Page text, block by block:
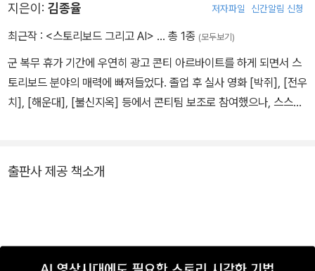
지은이: 김종율 저자파일 신간알림 신청
최근작 : <스토리보드 그리고 AI> … 총 1종 (모두보기)
군 복무 휴가 기간에 우연히 광고 콘티 아르바이트를 하게 되면서 스
토리보드 분야의 매력에 빠져들었다. 졸업 후 실사 영화 [박쥐], [전우
치], [해운대], [불신지옥] 등에서 콘티팀 보조로 참여했으나, 스스로
다가, 2013년 [퍼니플럭스]에 입사하여 [슈퍼윙스], [엄마 까투리]에
제작에 참여했다. AI와 스토리보드의 연계활용성에 대해 관심이 많
출판사 제공 책소개